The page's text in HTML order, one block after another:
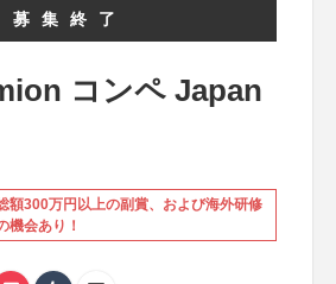
募集終了
コンペ Japan
額300万円以上の副賞、および海外研修
機会あり！